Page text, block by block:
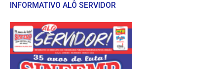
INFORMATIVO ALÔ SERVIDOR